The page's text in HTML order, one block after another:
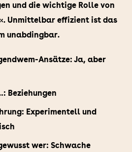
und die wichtige Rolle von
Unmittelbar effizient ist das
unabdingbar.
Ansätze: Ja, aber
Beziehungen
Experimentell und
wer: Schwache